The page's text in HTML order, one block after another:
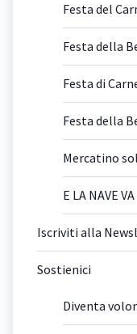
Festa del
Festa della
Festa di
Festa della
Mercatino
E LA NAVE
Iscriviti alla
Sostienici
Diventa